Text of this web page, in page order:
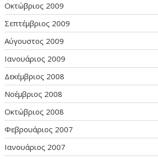
Οκτώβριος 2009
Σεπτέμβριος 2009
Αύγουστος 2009
Ιανουάριος 2009
Δεκέμβριος 2008
Νοέμβριος 2008
Οκτώβριος 2008
Φεβρουάριος 2007
Ιανουάριος 2007